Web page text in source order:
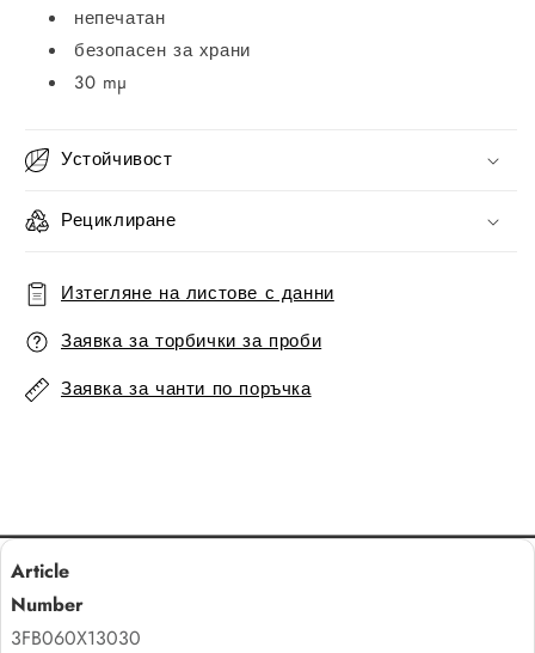
непечатан
безопасен за храни
30 mµ
Устойчивост
Рециклиране
Изтегляне на листове с данни
Заявка за торбички за проби
Заявка за чанти по поръчка
3FB060X13030